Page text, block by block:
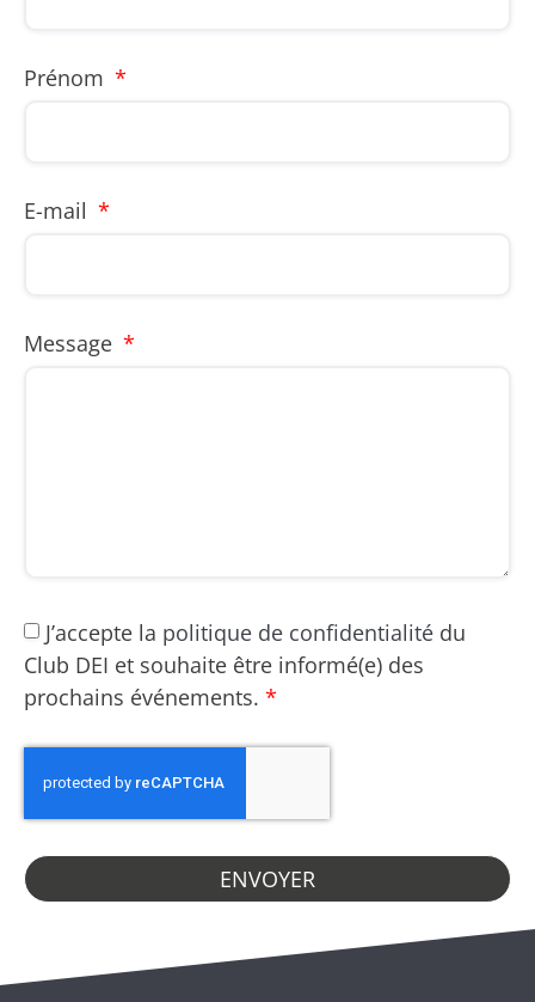
Prénom
E-mail
Message
J’accepte la politique de confidentialité du
Club DEI et souhaite être informé(e) des
prochains événements. *
ENVOYER